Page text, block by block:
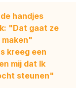
handjes
"Dat gaat ze
kreeg een
mij dat Ik
steunen"